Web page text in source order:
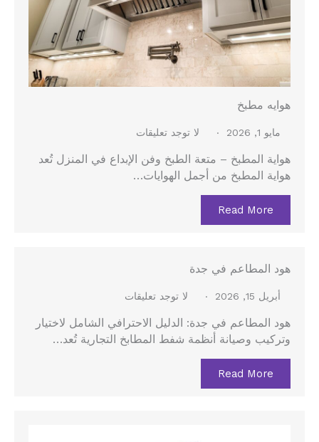
هوايه مطبخ
مايو 1, 2026 لا توجد تعليقات
هواية المطبخ – متعة الطبخ وفن الإبداع في المنزل تُعد
هواية المطبخ من أجمل الهوايات…
Read More
هود المطاعم في جدة
أبريل 15, 2026 لا توجد تعليقات
هود المطاعم في جدة: الدليل الاحترافي الشامل لاختيار
وتركيب وصيانة أنظمة شفط المطابخ التجارية تُعد…
Read More